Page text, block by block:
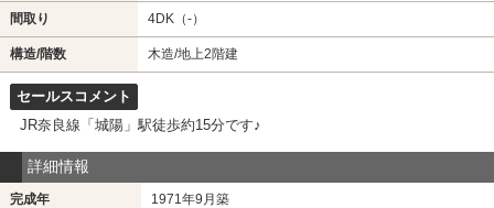
間取り 4DK（-）
構造/階数 木造/地上2階建
セールスコメント
JR奈良線「城陽」駅徒歩約15分です♪
詳細情報
完成年 1971年9月築